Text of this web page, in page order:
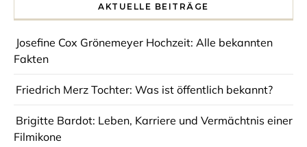
AKTUELLE BEITRÄGE
Josefine Cox Grönemeyer Hochzeit: Alle bekannten
Fakten
Friedrich Merz Tochter: Was ist öffentlich bekannt?
Brigitte Bardot: Leben, Karriere und Vermächtnis einer
Filmikone